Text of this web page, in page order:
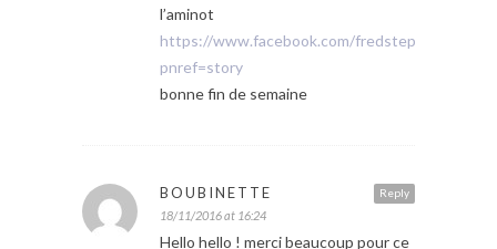
l’aminot
https://www.facebook.com/fredsteph.laminot/
pnref=story
bonne fin de semaine
Reply
BOUBINETTE
18/11/2016 at 16:24
Hello hello ! merci beaucoup pour ce